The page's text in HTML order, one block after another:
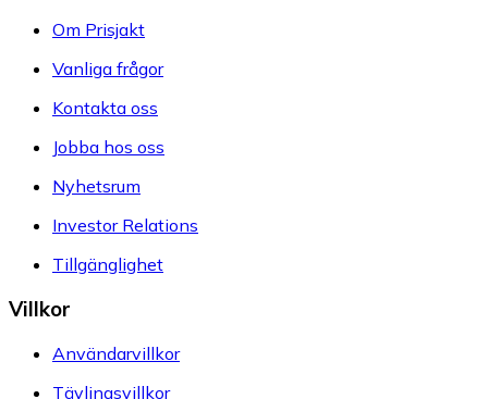
Om Prisjakt
Vanliga frågor
Kontakta oss
Jobba hos oss
Nyhetsrum
Investor Relations
Tillgänglighet
Villkor
Användarvillkor
Tävlingsvillkor